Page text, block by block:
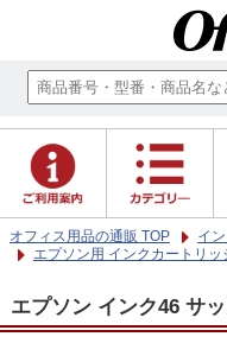
オフィス用品の通販 TOP
イ
エプソン用 インクカートリッ
エプソン インク46 サ